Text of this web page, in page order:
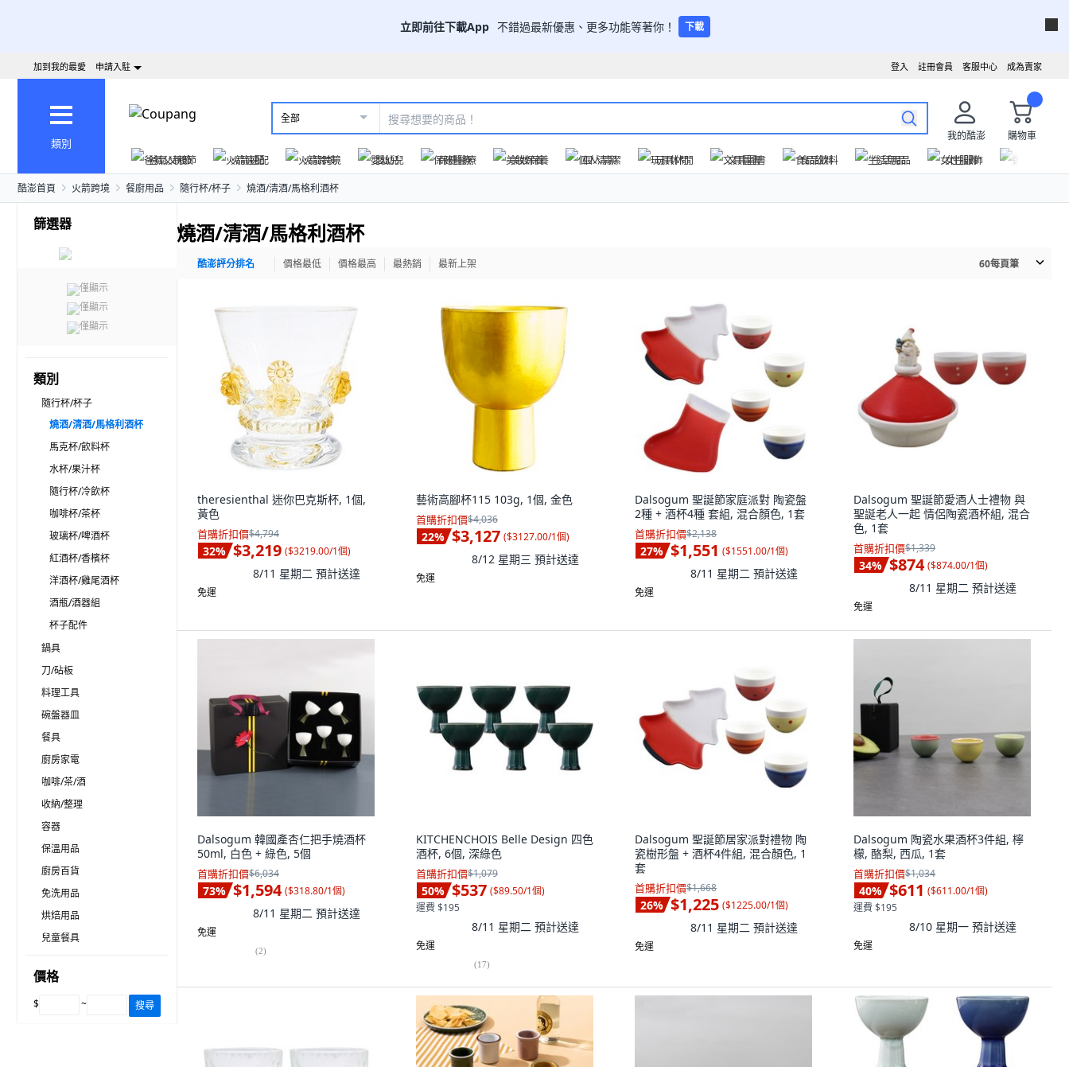
立即前往下載App 不錯過最新優惠、更多功能等著你！ 下載
成為賣家
客服中心
註冊會員
登入
加到我的最愛 申請入駐
類別
全部
我的酷澎
購物車
爸氣父親節
火箭速配 火箭跨境 嬰幼兒 保健醫療 美妝保養 個人清潔 玩具休閒 文具圖書 食品飲料 生活用品 女性服飾
酷澎首頁 火箭跨境 餐廚用品 隨行杯/杯子 燒酒/清酒/馬格利酒杯
篩選器
僅顯示
僅顯示
僅顯示
類別
隨行杯/杯子
燒酒/清酒/馬格利酒杯
馬克杯/飲料杯
水杯/果汁杯
隨行杯/冷飲杯
咖啡杯/茶杯
玻璃杯/啤酒杯
紅酒杯/香檳杯
洋酒杯/雞尾酒杯
酒瓶/酒器組
杯子配件
鍋具
刀/砧板
料理工具
碗盤器皿
餐具
廚房家電
咖啡/茶/酒
收納/整理
容器
保溫用品
廚房百貨
免洗用品
烘焙用品
兒童餐具
價格
$ ~ 搜尋
燒酒/清酒/馬格利酒杯
酷澎評分排名 價格最低 價格最高 最熱銷 最新上架 60每頁筆
theresienthal 迷你巴克斯杯, 1個,
黃色
首購折扣價$4,794
32% $3,219 ($3219.00/1個)
8/11 星期二 預計送達
免運
藝術高腳杯115 103g, 1個, 金色
首購折扣價$4,036
22% $3,127 ($3127.00/1個)
8/12 星期三 預計送達
免運
Dalsogum 聖誕節家庭派對 陶瓷盤
2種 + 酒杯4種 套組, 混合顏色, 1套
首購折扣價$2,138
27% $1,551 ($1551.00/1個)
8/11 星期二 預計送達
免運
Dalsogum 聖誕節愛酒人士禮物 與
聖誕老人一起 情侶陶瓷酒杯組, 混合
色, 1套
首購折扣價$1,339
34% $874 ($874.00/1個)
8/11 星期二 預計送達
免運
Dalsogum 韓國產杏仁把手燒酒杯
50ml, 白色 + 綠色, 5個
首購折扣價$6,034
73% $1,594 ($318.80/1個)
8/11 星期二 預計送達
免運
(2)
KITCHENCHOIS Belle Design 四色
酒杯, 6個, 深綠色
首購折扣價$1,079
50% $537 ($89.50/1個)
運費 $195
8/11 星期二 預計送達
免運
(17)
Dalsogum 聖誕節居家派對禮物 陶
瓷樹形盤 + 酒杯4件組, 混合顏色, 1
套
首購折扣價$1,668
26% $1,225 ($1225.00/1個)
8/11 星期二 預計送達
免運
Dalsogum 陶瓷水果酒杯3件組, 檸
檬, 酪梨, 西瓜, 1套
首購折扣價$1,034
40% $611 ($611.00/1個)
運費 $195
8/10 星期一 預計送達
免運